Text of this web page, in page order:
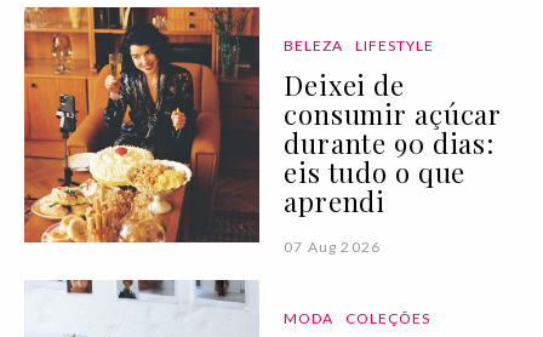
BELEZA LIFESTYLE
Deixei de
consumir açúcar
durante 90 dias:
eis tudo o que
aprendi
07 Aug 2026
MODA COLEÇÕES